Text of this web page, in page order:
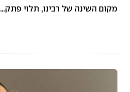
מקום השינה של רבינו, תלוי פתק…